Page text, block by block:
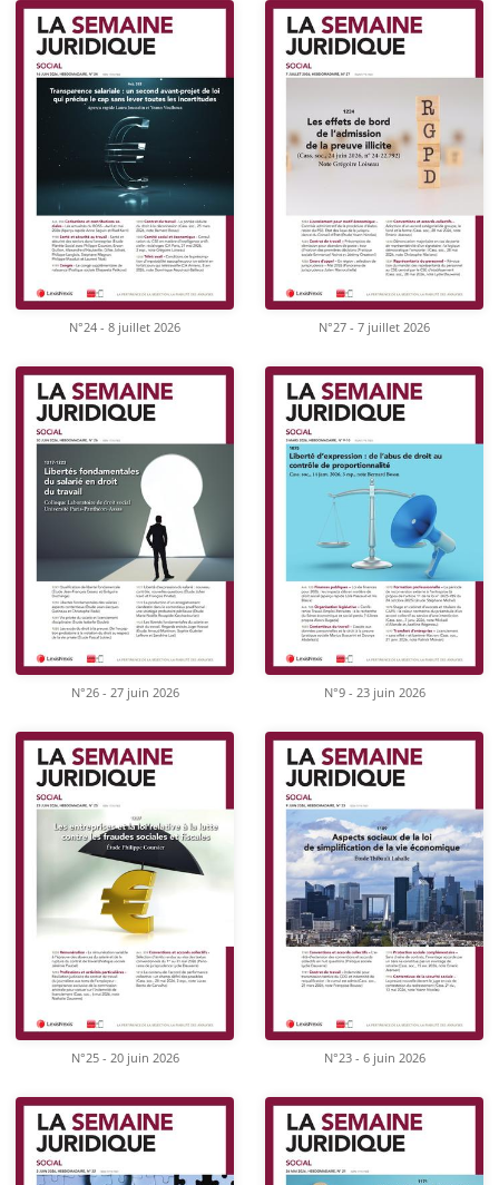
N°24 - 8 juillet 2026 N°27 - 7 juillet 2026
N°26 - 27 juin 2026 N°9 - 23 juin 2026
N°25 - 20 juin 2026 N°23 - 6 juin 2026